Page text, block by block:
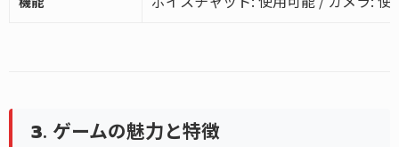
3. ゲームの魅力と特徴